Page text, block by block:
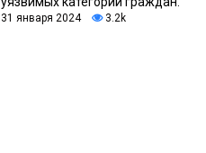
31 января 2024 3.2k